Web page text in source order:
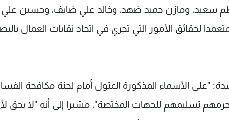
سعيد، ومازن حميد ضهد، وخالد علي ضايف، وحسين
لحقائق الأمور التي تجري في اتحاد نقابات العمال
"على الأسماء المذكورة المثول أمام لجنة مكافحة
تسليمهم للجهات المختصة"، مشيرا إلى أنه "لا يحق لأي